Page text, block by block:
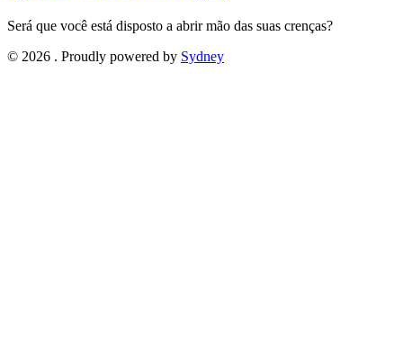
Será que você está disposto a abrir mão das suas crenças?
© 2026 . Proudly powered by Sydney